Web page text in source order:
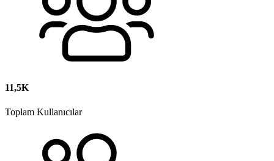
11,5K
Toplam Kullanıcılar